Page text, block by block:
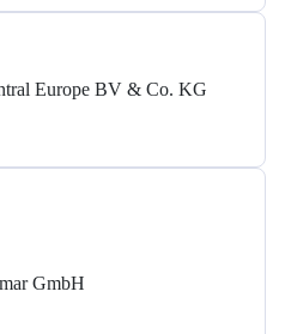
Europe BV & Co. KG
GmbH